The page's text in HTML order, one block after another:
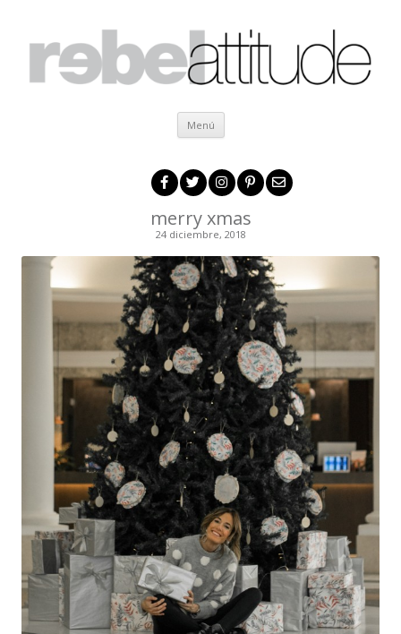
Menú Ir al contenido
merry xmas
24 diciembre, 2018